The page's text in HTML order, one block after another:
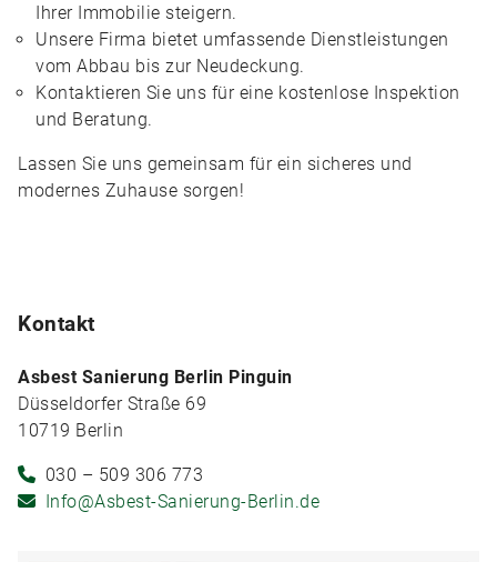
Ihrer Immobilie steigern.
Unsere Firma bietet umfassende Dienstleistungen
vom Abbau bis zur Neudeckung.
Kontaktieren Sie uns für eine kostenlose Inspektion
und Beratung.
Lassen Sie uns gemeinsam für ein sicheres und
modernes Zuhause sorgen!
Kontakt
Asbest Sanierung Berlin Pinguin
Düsseldorfer Straße 69
10719 Berlin
030 – 509 306 773
Info@Asbest-Sanierung-Berlin.de